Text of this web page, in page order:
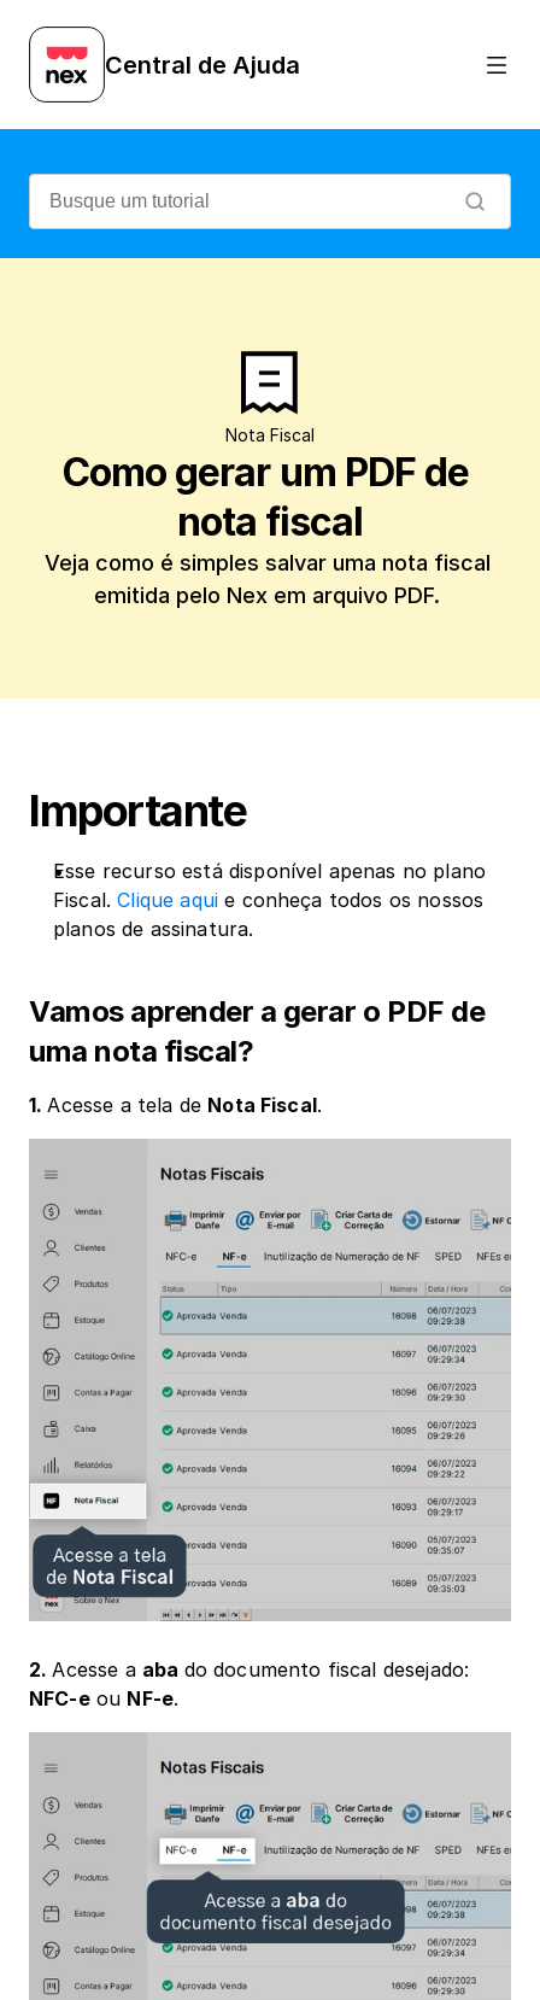
Central de Ajuda
Nota Fiscal
Como gerar um PDF de
nota fiscal
Veja como é simples salvar uma nota fiscal
emitida pelo Nex em arquivo PDF.
Importante
Esse recurso está disponível apenas no plano
Fiscal. Clique aqui e conheça todos os nossos
planos de assinatura.
Vamos aprender a gerar o PDF de
uma nota fiscal?
1. Acesse a tela de Nota Fiscal.
2. Acesse a aba
NFC-e ou NF-e.